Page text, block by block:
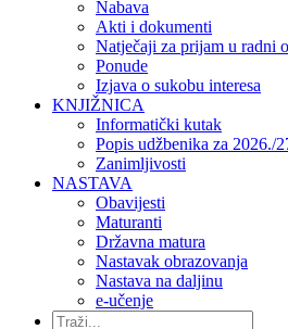
Nabava
Akti i dokumenti
Natječaji za prijam u radni
Ponude
Izjava o sukobu interesa
KNJIŽNICA
Informatički kutak
Popis udžbenika za 2026./
Zanimljivosti
NASTAVA
Obavijesti
Maturanti
Državna matura
Nastavak obrazovanja
Nastava na daljinu
e-učenje
Traži...